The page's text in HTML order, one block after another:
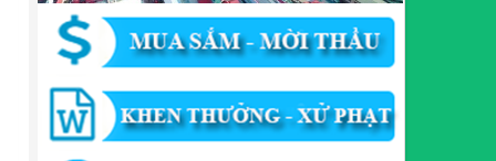
Lượt xem:301 | lượt tải:303
182/QĐ-BQLKKT
Quyết Định Công khai điều chỉnh, bổ sung Kế hoạch
vốn đầu tư công năm 2025
Lượt xem:453 | lượt tải:349